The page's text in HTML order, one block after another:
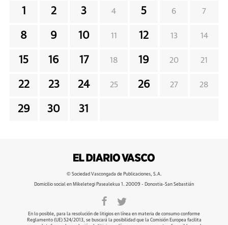
1 2 3 4 5 6 7
8 9 10 11 12 13 14
15 16 17 18 19 20 21
22 23 24 25 26 27 28
29 30 31
© Sociedad Vascongada de Publicaciones, S.A.
Domicilio social en Mikeletegi Pasealekua 1. 20009 - Donostia-San Sebastián
En lo posible, para la resolución de litigios en línea en materia de consumo conforme
Reglamento (UE) 524/2013, se buscará la posibilidad que la Comisión Europea facilita